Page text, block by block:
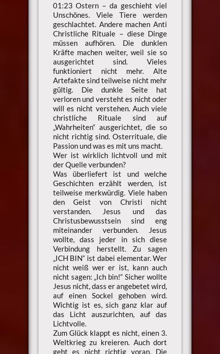
01:23 Ostern – da geschieht viel
Unschönes. Viele Tiere werden
geschlachtet. Andere machen Anti
Christliche Rituale – diese Dinge
müssen aufhören. Die dunklen
Kräfte machen weiter, weil sie so
ausgerichtet sind. Vieles
funktioniert nicht mehr. Alte
Artefakte sind teilweise nicht mehr
gültig. Die dunkle Seite hat
verloren und versteht es nicht oder
will es nicht verstehen. Auch viele
christliche Rituale sind auf
„Wahrheiten“ ausgerichtet, die so
nicht richtig sind. Osterrituale, die
Passion und was es mit uns macht.
Wer ist wirklich lichtvoll und mit
der Quelle verbunden?
Was überliefert ist und welche
Geschichten erzählt werden, ist
teilweise merkwürdig. Viele haben
den Geist von Christi nicht
verstanden. Jesus und das
Christusbewusstsein sind eng
miteinander verbunden. Jesus
wollte, dass jeder in sich diese
Verbindung herstellt. Zu sagen
„ICH BIN“ ist dabei elementar. Wer
nicht weiß wer er ist, kann auch
nicht sagen: „Ich bin!“ Sicher wollte
Jesus nicht, dass er angebetet wird,
auf einen Sockel gehoben wird.
Wichtig ist es, sich ganz klar auf
das Licht auszurichten, auf das
Lichtvolle.
Zum Glück klappt es nicht, einen 3.
Weltkrieg zu kreieren. Auch dort
geht es nicht richtig voran. Die